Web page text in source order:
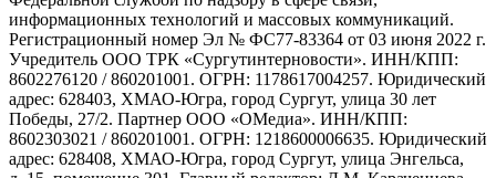
информационных технологий и массовых коммуникаций.
Регистрационный номер Эл № ФС77-83364 от 03 июня 2022 г.
Учредитель ООО ТРК «Сургутинтерновости». ИНН/КПП:
8602276120 / 860201001. ОГРН: 1178617004257. Юридический
адрес: 628403, ХМАО-Югра, город Сургут, улица 30 лет
Победы, 27/2. Партнер ООО «ОМедиа». ИНН/КПП:
8602303021 / 860201001. ОГРН: 1218600006635. Юридический
адрес: 628408, ХМАО-Югра, город Сургут, улица Энгельса,